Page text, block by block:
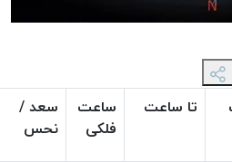
تا ساعت
ساعت
فلکی
سعد /
نحس